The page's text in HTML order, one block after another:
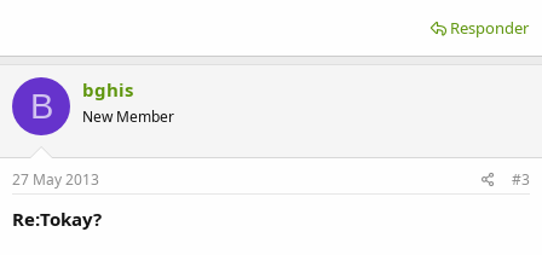
Responder
B bghis
New Member
27 May 2013 #3
Re:Tokay?